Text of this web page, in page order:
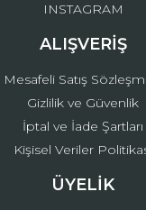
INSTAGRAM
ALIŞVERİŞ
Mesafeli Satış
Gizlilik ve Güvenlik
İptal ve İade Şartları
Kişisel Veriler
ÜYELİK